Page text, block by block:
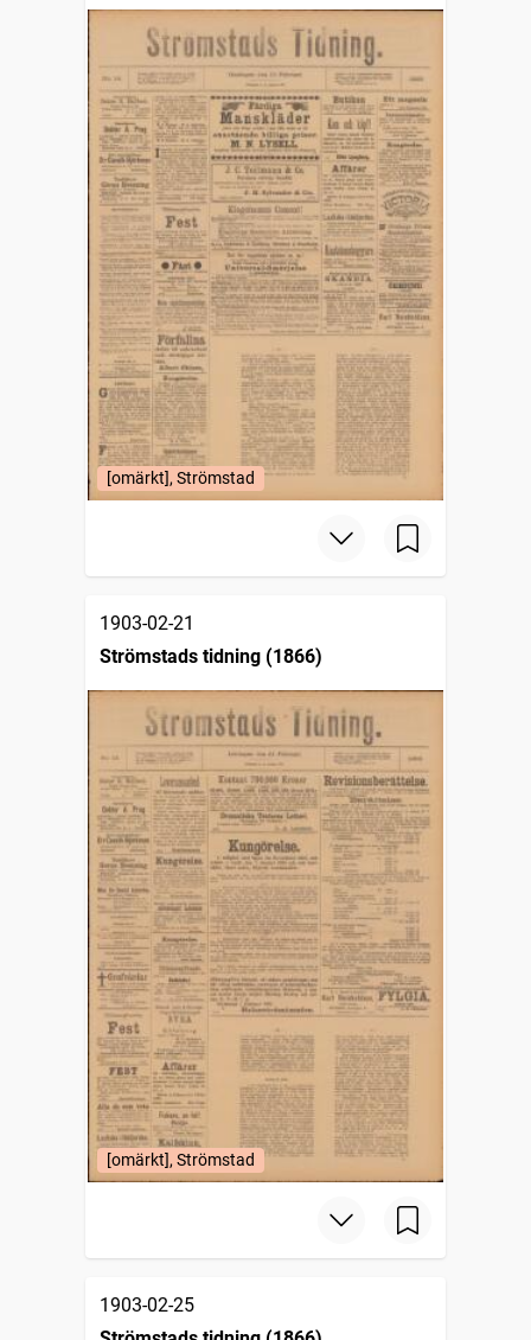
[omärkt], Strömstad
1903-02-21
Strömstads tidning (1866)
[omärkt], Strömstad
1903-02-25